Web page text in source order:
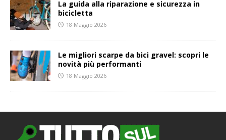
La guida alla riparazione e sicurezza in
bicicletta
18 Maggio 2026
Le migliori scarpe da bici gravel: scopri le
novità più performanti
18 Maggio 2026